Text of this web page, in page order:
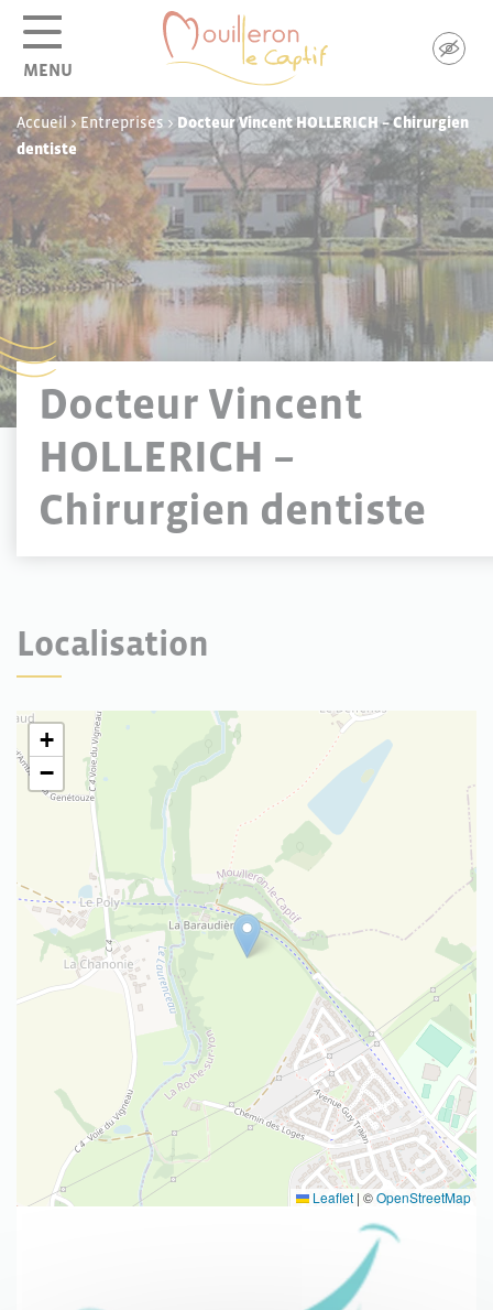
MENU
Accueil >Entreprises > Docteur Vincent HOLLERICH – Chirurgien
dentiste
Docteur Vincent
HOLLERICH –
Chirurgien dentiste
Localisation
+
−
Leaflet | ©OpenStreetMap
Panneau de gestion des cookies